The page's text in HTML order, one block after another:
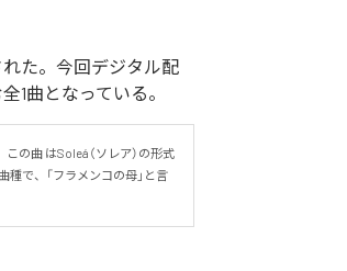
れた。今回デジタル配
1曲となっている。
の曲 はSoleá（ソレア）の形式
種で、「フラメンコの母」と言